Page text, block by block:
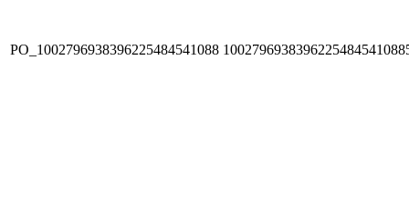
PO_1002796938396225484541088